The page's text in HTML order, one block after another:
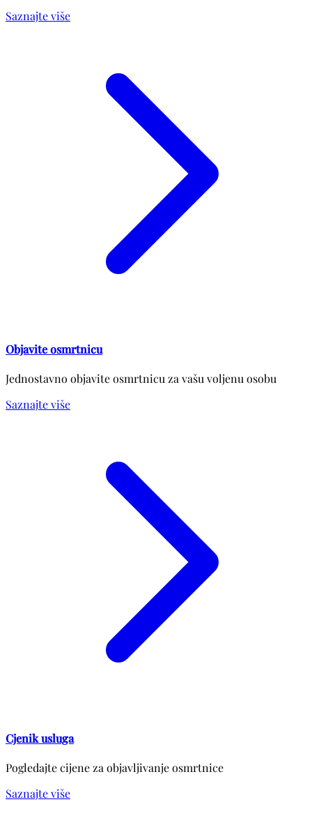
Saznajte više
Objavite osmrtnicu
Jednostavno objavite osmrtnicu za vašu voljenu osobu
Saznajte više
Cjenik usluga
Pogledajte cijene za objavljivanje osmrtnice
Saznajte više